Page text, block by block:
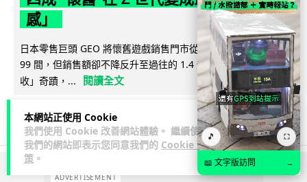
本網站正使用 Cookie
我們使用 Cookie 改善網站體驗。 繼續使用
我們的網站即表示您同意我們的 Cookie 政
策 。
感」
日本零售巨頭 GEO 將懷舊遊戲銷售門市從 1,000 間大幅減至
99 間，但銷售額卻不降反升至過往的 1.4 倍。做到「減店增
收」奇蹟，...
閱讀全文
268 20 分享
ADVERTISEMENT
🎵 ⛶
📖 文字版訪問 →